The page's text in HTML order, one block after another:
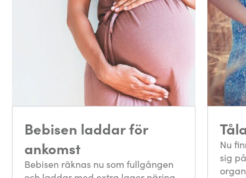
Bebisen laddar för
ankomst
Bebisen räknas nu som fullgången
Nu
sig